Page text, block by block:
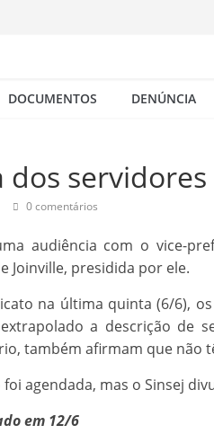
DOCUMENTOS DENÚNCIA
dos
0 comentários
audiência com o vice-
Joinville, presidida por ele.
na última quinta (6/6),
a descrição de
também afirmam que não
agendada, mas o Sinsej
em 12/6